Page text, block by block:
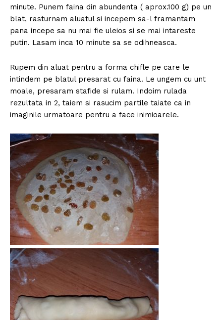
minute. Punem faina din abundenta ( aprox.100 g) pe un
blat, rasturnam aluatul si incepem sa-l framantam
pana incepe sa nu mai fie uleios si se mai intareste
putin. Lasam inca 10 minute sa se odihneasca.
Rupem din aluat pentru a forma chifle pe care le
intindem pe blatul presarat cu faina. Le ungem cu unt
moale, presaram stafide si rulam. Indoim rulada
rezultata in 2, taiem si rasucim partile taiate ca in
imaginile urmatoare pentru a face inimioarele.